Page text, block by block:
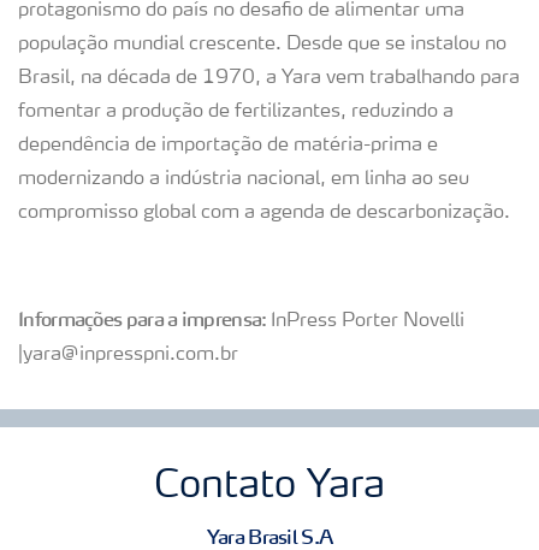
protagonismo do país no desafio de alimentar uma
população mundial crescente. Desde que se instalou no
Brasil, na década de 1970, a Yara vem trabalhando para
fomentar a produção de fertilizantes, reduzindo a
dependência de importação de matéria-prima e
modernizando a indústria nacional, em linha ao seu
compromisso global com a agenda de descarbonização.
Informações para a imprensa: InPress Porter Novelli
|yara@inpresspni.com.br
Contato Yara
Yara Brasil S.A